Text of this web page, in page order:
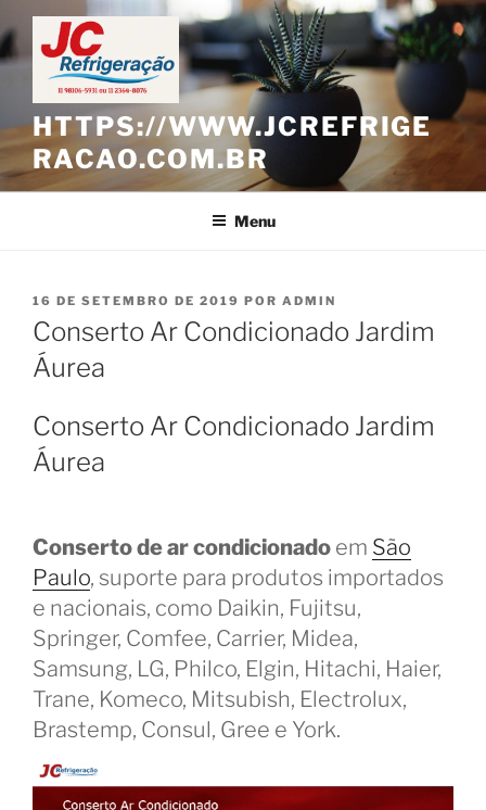
Pular
para
o
conteúdo
HTTPS://WWW.JCREFRIGE
RACAO.COM.BR
Menu
PUBLICADO
EM
16 DE SETEMBRO DE 2019 POR ADMIN
Conserto Ar Condicionado Jardim
Áurea
Conserto Ar Condicionado Jardim
Áurea
Conserto de ar condicionado em São
Paulo, suporte para produtos importados
e nacionais, como Daikin, Fujitsu,
Springer, Comfee, Carrier, Midea,
Samsung, LG, Philco, Elgin, Hitachi, Haier,
Trane, Komeco, Mitsubish, Electrolux,
Brastemp, Consul, Gree e York.